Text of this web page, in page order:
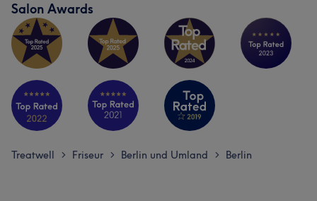
Salon Awards
Treatwell > Friseur > Berlin und Umland > Berlin